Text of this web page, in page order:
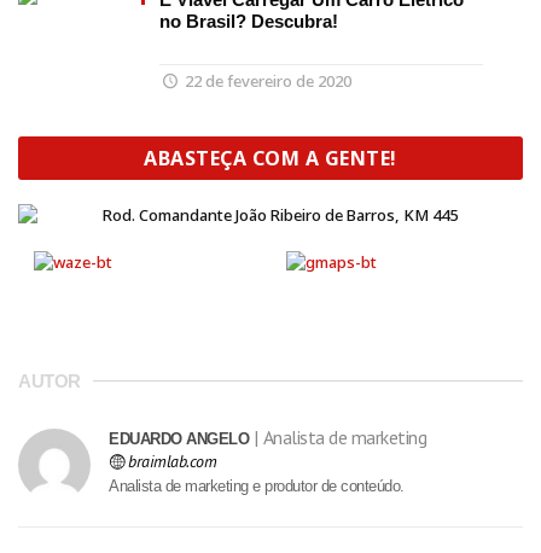
no Brasil? Descubra!
22 de fevereiro de 2020
ABASTEÇA COM A GENTE!
AUTOR
EDUARDO ANGELO Analista de marketing
braimlab.com
Analista de marketing e produtor de conteúdo.